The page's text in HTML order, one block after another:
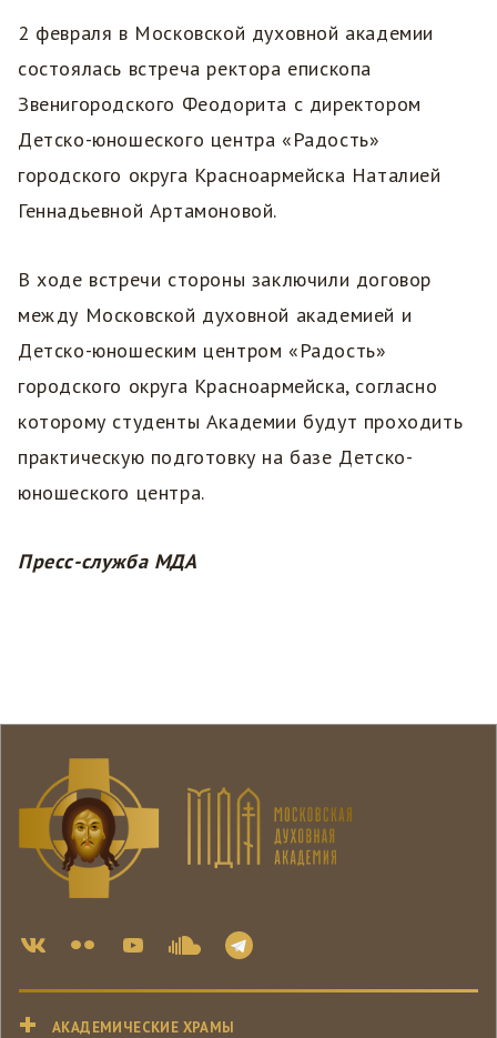
2 февраля в Московской духовной академии
состоялась встреча ректора епископа
Звенигородского Феодорита с директором
Детско-юношеского центра «Радость»
городского округа Красноармейска Наталией
Геннадьевной Артамоновой.
В ходе встречи стороны заключили договор
между Московской духовной академией и
Детско-юношеским центром «Радость»
городского округа Красноармейска, согласно
которому студенты Академии будут проходить
практическую подготовку на базе Детско-
юношеского центра.
Пресс-служба МДА
АКАДЕМИЧЕСКИЕ ХРАМЫ